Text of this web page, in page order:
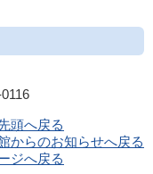
頭へ戻る
からのお知らせへ戻る
ジへ戻る